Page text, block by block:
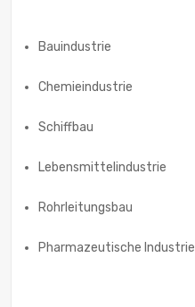
Bauindustrie
Chemieindustrie
Schiffbau
Lebensmittelindustrie
Rohrleitungsbau
Pharmazeutische Industrie